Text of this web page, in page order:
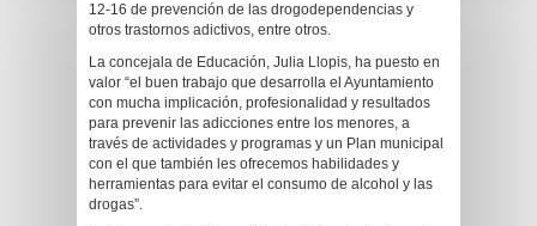
12-16 de prevención de las drogodependencias y
otros trastornos adictivos, entre otros.
La concejala de Educación, Julia Llopis, ha puesto en
valor “el buen trabajo que desarrolla el Ayuntamiento
con mucha implicación, profesionalidad y resultados
para prevenir las adicciones entre los menores, a
través de actividades y programas y un Plan municipal
con el que también les ofrecemos habilidades y
herramientas para evitar el consumo de alcohol y las
drogas”.